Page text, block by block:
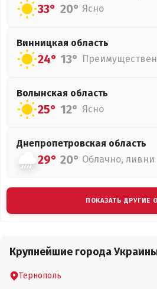
33° 20° Ясно
Винницкая область
24° 13°
Волынская область
25° 12° Ясно
Днепропетровская область
29° 20° Облачно, ливни
ПОКАЗАТЬ ДРУГИЕ
Крупнейшие города
Тернополь